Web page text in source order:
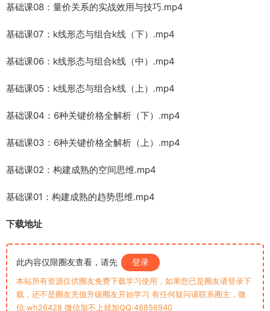
基础课08：量价关系的实战效用与技巧.mp4
基础课07：k线形态与组合k线（下）.mp4
基础课06：k线形态与组合k线（中）.mp4
基础课05：k线形态与组合k线（上）.mp4
基础课04：6种关键价格全解析（下）.mp4
基础课03：6种关键价格全解析（上）.mp4
基础课02：构建成熟的空间思维.mp4
基础课01：构建成熟的趋势思维.mp4
下载地址
此内容仅限圈友查看，请先 登录
本站所有资源仅供圈友免费下载学习使用，如果您已是圈友请登录下
载，还不是圈友充值升级圈友开始学习 有任何疑问请联系圈主，微
信:wh26428 微信加不上就加QQ:48856940